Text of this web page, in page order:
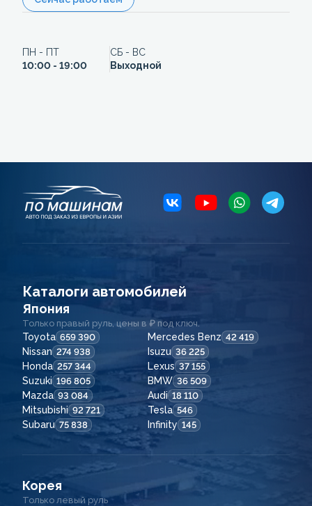
ПН - ПТ
10:00 - 19:00
СБ - ВС
Выходной
Каталоги автомобилей
Япония
Только правый руль, цены в ₽ под ключ.
Toyota 659 390 Mercedes Benz 42 419
Nissan 274 938 Isuzu 36 225
Honda 257 344 Lexus 37 155
Suzuki 196 805 BMW 36 509
Mazda 93 084 Audi 18 110
Mitsubishi 92 721 Tesla 546
Subaru 75 838 Infinity 145
Корея
Только левый руль